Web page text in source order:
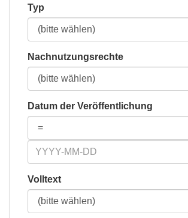
Typ
Nachnutzungsrechte
Datum der Veröffentlichung
Volltext